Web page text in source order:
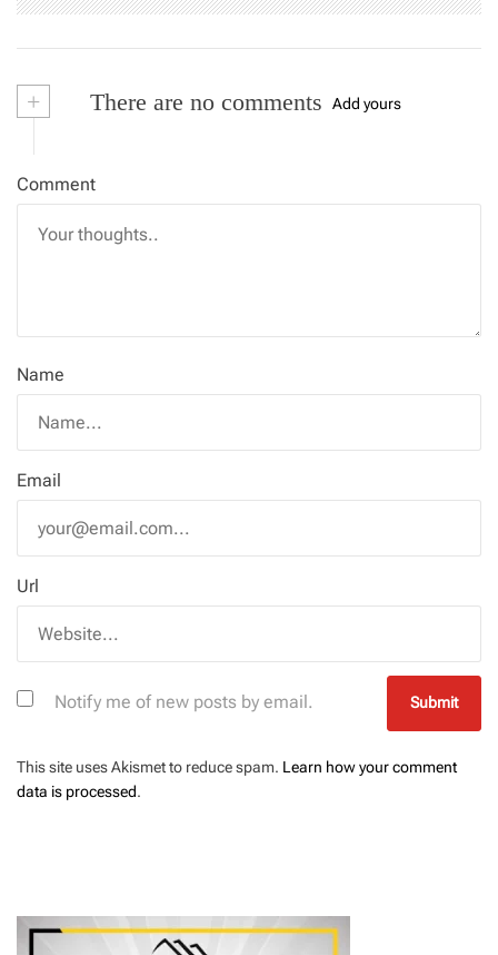
+ There are no comments Add yours
Comment
Name
Email
Url
Notify me of new posts by email.
This site uses Akismet to reduce spam. Learn how your comment
data is processed.